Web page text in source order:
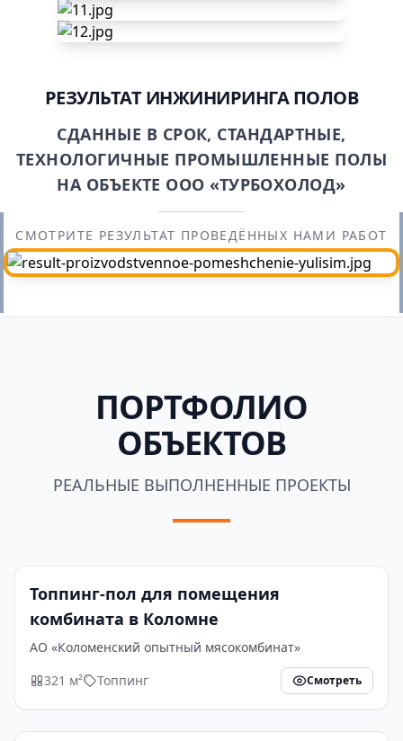
РЕЗУЛЬТАТ ИНЖИНИРИНГА ПОЛОВ
СДАННЫЕ В СРОК, СТАНДАРТНЫЕ,
ТЕХНОЛОГИЧНЫЕ ПРОМЫШЛЕННЫЕ ПОЛЫ
НА ОБЪЕКТЕ ООО «ТУРБОХОЛОД»
СМОТРИТЕ РЕЗУЛЬТАТ ПРОВЕДЁННЫХ НАМИ РАБОТ
ПОРТФОЛИО
ОБЪЕКТОВ
РЕАЛЬНЫЕ ВЫПОЛНЕННЫЕ ПРОЕКТЫ
Топпинг-пол для помещения
комбината в Коломне
АО «Коломенский опытный мясокомбинат»
321 м²
Топпинг Смотреть